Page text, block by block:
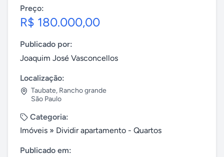
Preço:
R$ 180.000,00
Publicado por:
Joaquim José Vasconcellos
Localização:
Taubate, Rancho grande
São Paulo
Categoria:
Imóveis » Dividir apartamento - Quartos
Publicado em: